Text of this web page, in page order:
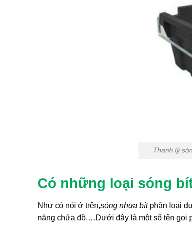
Thanh lý
Có những loại sóng
Như có nói ở trên,sóng nhựa bítphân loại
năng chứa đồ,…Dưới đây là một số tên gọi